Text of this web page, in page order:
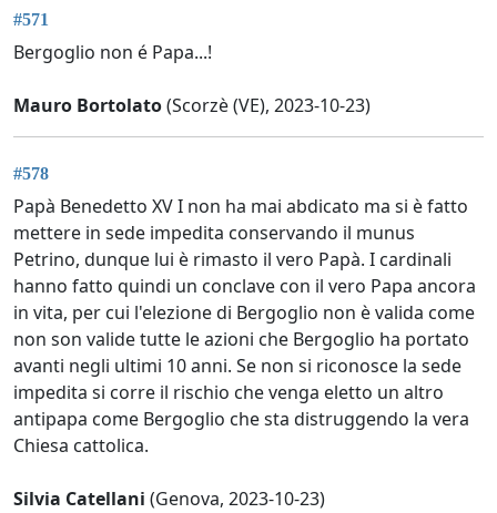
#571
Bergoglio non é Papa...!
Mauro Bortolato(Scorzè (VE), 2023-10-23)
#578
Papà Benedetto XV I non ha mai abdicato ma si è fatto
mettere in sede impedita conservando il munus
Petrino, dunque lui è rimasto il vero Papà. I cardinali
hanno fatto quindi un conclave con il vero Papa ancora
in vita, per cui l'elezione di Bergoglio non è valida come
non son valide tutte le azioni che Bergoglio ha portato
avanti negli ultimi 10 anni. Se non si riconosce la sede
impedita si corre il rischio che venga eletto un altro
antipapa come Bergoglio che sta distruggendo la vera
Chiesa cattolica.
Silvia Catellani (Genova, 2023-10-23)